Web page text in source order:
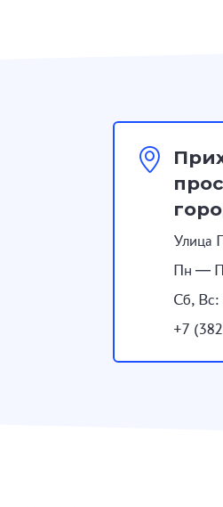
Улица
Пн —
Сб,
+7